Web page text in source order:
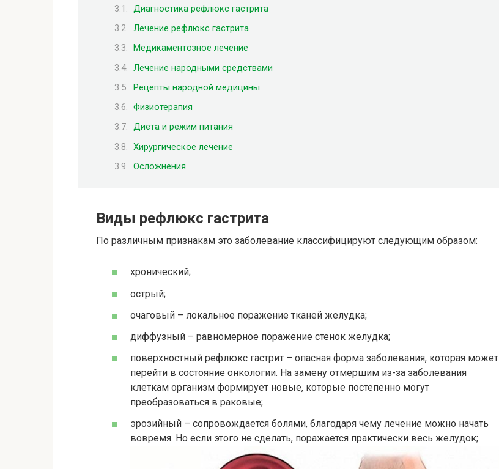
Диагностика рефлюкс гастрита
Лечение рефлюкс гастрита
Медикаментозное лечение
Лечение народными средствами
Рецепты народной медицины
Физиотерапия
Диета и режим питания
Хирургическое лечение
Осложнения
Виды рефлюкс гастрита
По различным признакам это заболевание классифицируют следующим образом:
хронический;
острый;
очаговый – локальное поражение тканей желудка;
диффузный – равномерное поражение стенок желудка;
поверхностный рефлюкс гастрит – опасная форма заболевания, которая может
перейти в состояние онкологии. На замену отмершим из-за заболевания
клеткам организм формирует новые, которые постепенно могут
преобразоваться в раковые;
эрозийный – сопровождается болями, благодаря чему лечение можно начать
вовремя. Но если этого не сделать, поражается практически весь желудок;